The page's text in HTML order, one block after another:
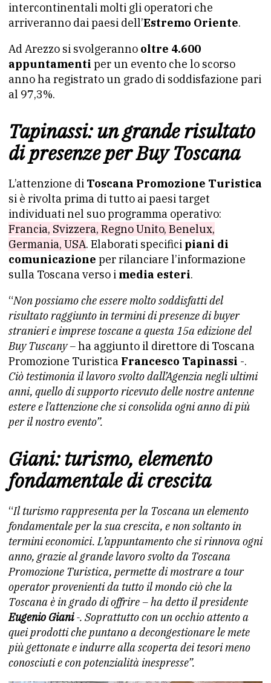
intercontinentali molti gli operatori che
arriveranno dai paesi dell’Estremo Oriente.
Ad Arezzo si svolgeranno oltre 4.600
appuntamenti per un evento che lo scorso
anno ha registrato un grado di soddisfazione pari
al 97,3%.
Tapinassi: un grande risultato
di presenze per Buy Toscana
L’attenzione di Toscana Promozione Turistica
si è rivolta prima di tutto ai paesi target
individuati nel suo programma operativo:
Francia, Svizzera, Regno Unito, Benelux,
Germania, USA. Elaborati specifici piani di
comunicazione per rilanciare l’informazione
sulla Toscana verso i media esteri.
“Non possiamo che essere molto soddisfatti del
risultato raggiunto in termini di presenze di buyer
stranieri e imprese toscane a questa 15a edizione del
Buy Tuscany –ha aggiunto il direttore di Toscana
Promozione Turistica Francesco Tapinassi -.
Ciò testimonia il lavoro svolto dall’Agenzia negli ultimi
anni, quello di supporto ricevuto delle nostre antenne
estere e l’attenzione che si consolida ogni anno di più
per il nostro evento”.
Giani: turismo, elemento
fondamentale di crescita
“Il turismo rappresenta per la Toscana un elemento
fondamentale per la sua crescita, e non soltanto in
termini economici. L’appuntamento che si rinnova ogni
anno, grazie al grande lavoro svolto da Toscana
Promozione Turistica, permette di mostrare a tour
operator provenienti da tutto il mondo ciò che la
Toscana è in grado di offrire – ha detto il presidente
Eugenio Giani-. Soprattutto con un occhio attento a
quei prodotti che puntano a decongestionare le mete
più gettonate e indurre alla scoperta dei tesori meno
conosciuti e con potenzialità inespresse”.